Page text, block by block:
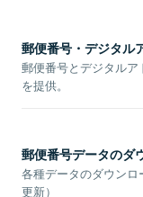
郵便番号・デジタル
郵便番号とデジタル
を提供。
郵便番号データのダ
各種データのダウンロ
更新）